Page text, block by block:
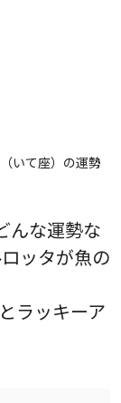
いて座）の運勢
んな運勢な
ッタが魚の
ラッキーア